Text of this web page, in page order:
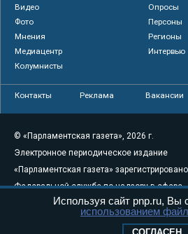
Видео
Опросы
Фото
Персоны
Мнения
Регионы
Медиацентр
Интервью
Колумнисты
Контакты Реклама Вакансии
© «Парламентская газета», 2026 г.
Электронное периодическое издание
«Парламентская газета»
Федеральной службе по надзору в сфере
связи, информационных технологий и
массовых коммуникаций (Роскомнадзор)
Используя сайт pnp.ru, Вы
использованием